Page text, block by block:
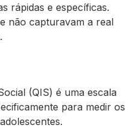
rápidas e específicas.
não capturavam a real
(QIS) é uma escala
para medir os